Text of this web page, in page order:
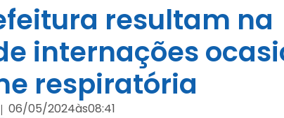
resultam na
internações
respiratória
| 06/05/2024às08:41